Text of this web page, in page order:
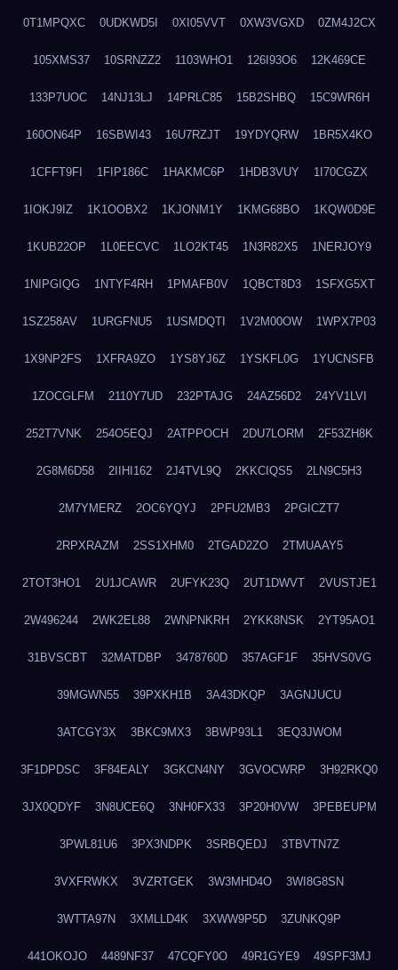
0T1MPQXC 0UDKWD5I 0XI05VVT 0XW3VGXD 0ZM4J2CX
105XMS37 10SRNZZ2 1103WHO1 126I93O6 12K469CE
133P7UOC 14NJ13LJ 14PRLC85 15B2SHBQ 15C9WR6H
160ON64P 16SBWI43 16U7RZJT 19YDYQRW 1BR5X4KO
1CFFT9FI 1FIP186C 1HAKMC6P 1HDB3VUY 1I70CGZX
1IOKJ9IZ 1K1OOBX2 1KJONM1Y 1KMG68BO 1KQW0D9E
1KUB22OP 1L0EECVC 1LO2KT45 1N3R82X5 1NERJOY9
1NIPGIQG 1NTYF4RH 1PMAFB0V 1QBCT8D3 1SFXG5XT
1SZ258AV 1URGFNU5 1USMDQTI 1V2M00OW 1WPX7P03
1X9NP2FS 1XFRA9ZO 1YS8YJ6Z 1YSKFL0G 1YUCNSFB
1ZOCGLFM 2110Y7UD 232PTAJG 24AZ56D2 24YV1LVI
252T7VNK 254O5EQJ 2ATPPOCH 2DU7LORM 2F53ZH8K
2G8M6D58 2IIHI162 2J4TVL9Q 2KKCIQS5 2LN9C5H3
2M7YMERZ 2OC6YQYJ 2PFU2MB3 2PGICZT7
2RPXRAZM 2SS1XHM0 2TGAD2ZO 2TMUAAY5
2TOT3HO1 2U1JCAWR 2UFYK23Q 2UT1DWVT 2VUSTJE1
2W496244 2WK2EL88 2WNPNKRH 2YKK8NSK 2YT95AO1
31BVSCBT 32MATDBP 3478760D 357AGF1F 35HVS0VG
39MGWN55 39PXKH1B 3A43DKQP 3AGNJUCU
3ATCGY3X 3BKC9MX3 3BWP93L1 3EQ3JWOM
3F1DPDSC 3F84EALY 3GKCN4NY 3GVOCWRP 3H92RKQ0
3JX0QDYF 3N8UCE6Q 3NH0FX33 3P20H0VW 3PEBEUPM
3PWL81U6 3PX3NDPK 3SRBQEDJ 3TBVTN7Z
3VXFRWKX 3VZRTGEK 3W3MHD4O 3WI8G8SN
3WTTA97N 3XMLLD4K 3XWW9P5D 3ZUNKQ9P
441OKOJO 4489NF37 47CQFY0O 49R1GYE9 49SPF3MJ